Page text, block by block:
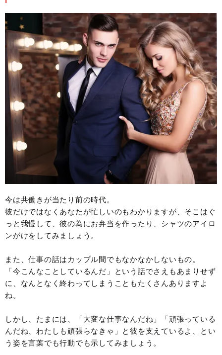
今は共働きが当たり前の時代。
彼だけではなくあなたが忙しいのもわかりますが、そこはぐ
っと我慢して、彼の為にお弁当を作ったり、シャツのアイロ
ンがけをしてみましょう。
また、仕事の話はカップル間でもなかなかしないもの。
「今こんなことしているんだ」という話でさえもあまりせず
に、なんとなく終わってしまうこともたくさんありますよ
ね。
しかし、たまには、「大変な仕事なんだね」「頑張っている
んだね、わたしも頑張らなきゃ」と彼を支えているよ、とい
う姿を言葉でも行動でも示してみましょう。